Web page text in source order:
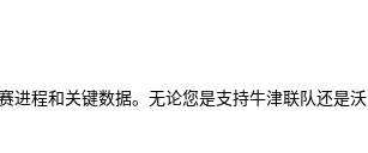
进程和关键数据。无论您是支持牛津联队还是沃